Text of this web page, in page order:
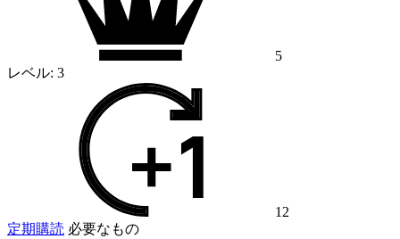
5
レベル: 3
12
定期購読 必要なもの